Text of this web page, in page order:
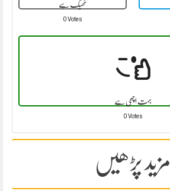
ٹھیک ہے
0 Votes
بہت اچھی ہے
0 Votes
مزید پڑھیں